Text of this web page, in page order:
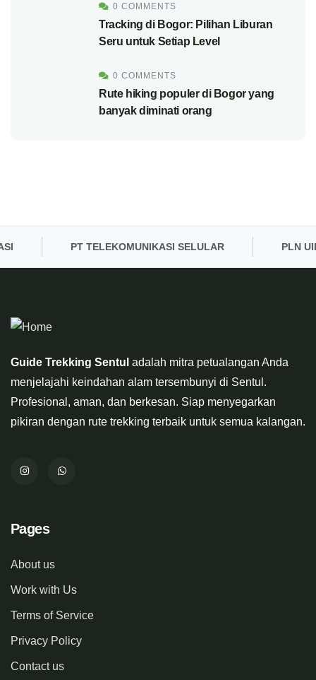
0 COMMENTS
Tracking di Bogor: Pilihan Liburan
Seru untuk Setiap Level
0 COMMENTS
Rute hiking populer di Bogor yang
banyak diminati orang
PT TELEKOMUNIKASI SELULAR PLN UID
Guide Trekking Sentul adalah mitra petualangan Anda
menjelajahi keindahan alam tersembunyi di Sentul.
Profesional, aman, dan berkesan. Siap menyegarkan
pikiran dengan rute trekking terbaik untuk semua kalangan.
Pages
About us
Work with Us
Terms of Service
Privacy Policy
Contact us